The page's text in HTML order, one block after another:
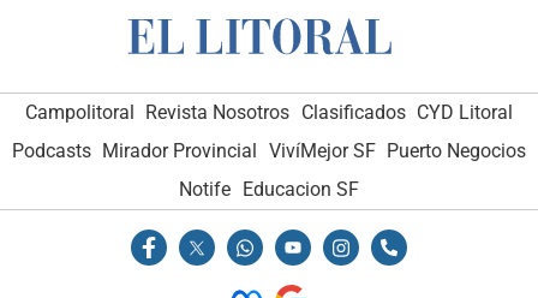
Campolitoral Revista Nosotros Clasificados CYD Litoral
Podcasts Mirador Provincial VivíMejor SF Puerto Negocios
Notife Educacion SF